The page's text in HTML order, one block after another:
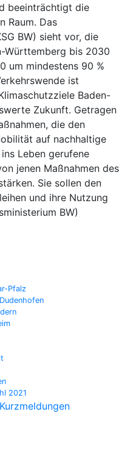
beeinträchtigt die
Raum. Das
BW) sieht vor, die
Württemberg bis 2030
um mindestens 90 %
ist
Baden-
Zukunft. Getragen
die den
auf nachhaltige
Leben gerufene
jenen Maßnahmen des
Sie sollen den
und ihre Nutzung
BW)
Pfalz
2021